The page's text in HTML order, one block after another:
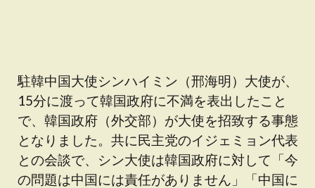
駐韓中国大使シンハイミン（邢海明）大使が、
15分に渡って韓国政府に不満を表出したこと
で、韓国政府（外交部）が大使を招致する事態
となりました。共に民主党のイジェミョン代表
との会談で、シン大使は韓国政府に対して「今
の問題は中国には責任がありません」「中国に